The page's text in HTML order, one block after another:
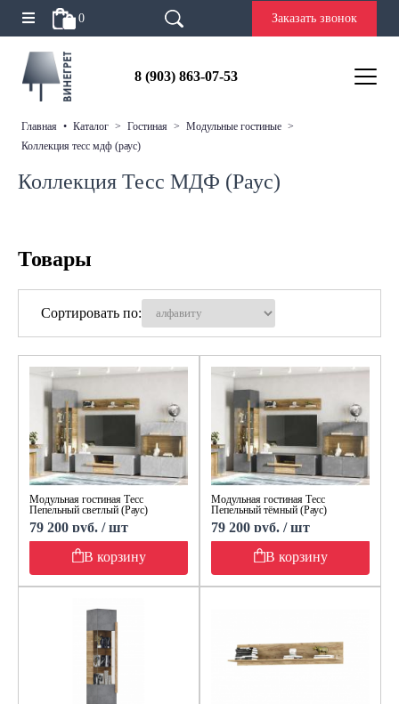
0 Заказать звонок
8 (903) 863-07-53
главная • каталог > гостиная > модульные гостиные >
коллекция тесс мдф (раус)
Коллекция Тесс МДФ (Раус)
Товары
Сортировать по:
Модульная гостиная Тесс
Пепельный светлый (Раус)
79 200 руб. / шт
В корзину
Модульная гостиная Тесс
Пепельный тёмный (Раус)
79 200 руб. / шт
В корзину